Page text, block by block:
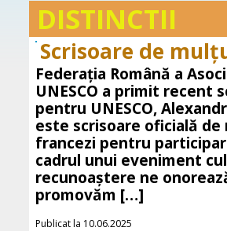
DISTINCTII
Scrisoare de
Federația Română a
UNESCO a primit recent
pentru UNESCO,
este scrisoare oficială
francezi pentru
cadrul unui eveniment
recunoaștere ne
promovăm […]
Publicat la 10.06.2025